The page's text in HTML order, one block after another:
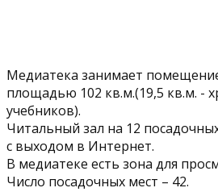
Медиатека занимает
площадью 102 кв.м.(19,5 кв.м. -
учебников).
Читальный зал на 12
с выходом в Интернет.
В медиатеке есть зона для
Число посадочных мест – 42.